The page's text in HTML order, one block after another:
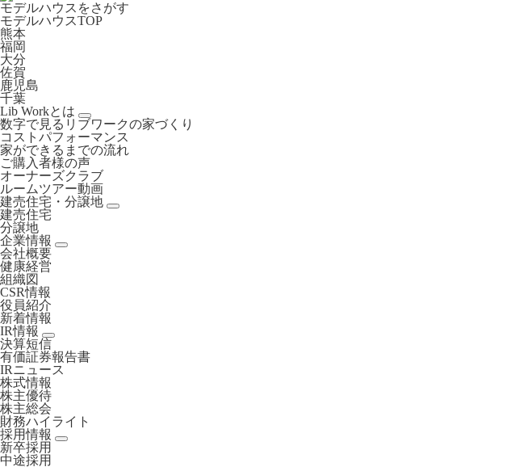
モデルハウスをさがす
モデルハウスTOP
熊本
福岡
大分
佐賀
鹿児島
千葉
Lib Workとは
数字で見るリブワークの家づくり
コストパフォーマンス
家ができるまでの流れ
ご購入者様の声
オーナーズクラブ
ルームツアー動画
建売住宅・分譲地
建売住宅
分譲地
企業情報
会社概要
健康経営
組織図
CSR情報
役員紹介
新着情報
IR情報
決算短信
有価証券報告書
IRニュース
株式情報
株主優待
株主総会
財務ハイライト
採用情報
新卒採用
中途採用